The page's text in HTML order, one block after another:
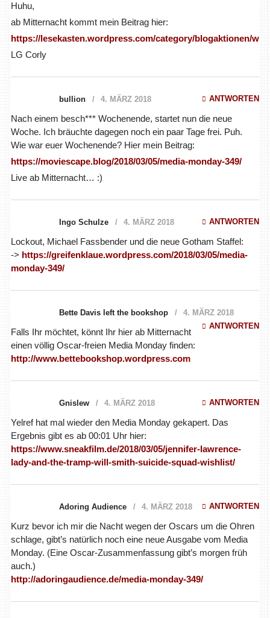
Huhu,
ab Mitternacht kommt mein Beitrag hier:
https://lesekasten.wordpress.com/category/blogaktionen/
LG Corly
bullion 4. MÄRZ 2018 ANTWORTEN
Nach einem besch*** Wochenende, startet nun die neue
Woche. Ich bräuchte dagegen noch ein paar Tage frei. Puh.
Wie war euer Wochenende? Hier mein Beitrag:
https://moviescape.blog/2018/03/05/media-monday-349/
Live ab Mitternacht… :)
Ingo Schulze 4. MÄRZ 2018 ANTWORTEN
Lockout, Michael Fassbender und die neue Gotham Staffel:
-> https://greifenklaue.wordpress.com/2018/03/05/media-
monday-349/
Bette Davis left the bookshop
4. MÄRZ 2018
ANTWORTEN
Falls Ihr möchtet, könnt Ihr hier ab Mitternacht
einen völlig Oscar-freien Media Monday finden:
http://www.bettebookshop.wordpress.com
Gnislew 4. MÄRZ 2018 ANTWORTEN
Yelref hat mal wieder den Media Monday gekapert. Das
Ergebnis gibt es ab 00:01 Uhr hier:
https://www.sneakfilm.de/2018/03/05/jennifer-lawrence-
lady-and-the-tramp-will-smith-suicide-squad-wishlist/
Adoring Audience 4. MÄRZ 2018 ANTWORTEN
Kurz bevor ich mir die Nacht wegen der Oscars um die Ohren
schlage, gibt’s natürlich noch eine neue Ausgabe vom Media
Monday. (Eine Oscar-Zusammenfassung gibt’s morgen früh
auch.)
http://adoringaudience.de/media-monday-349/